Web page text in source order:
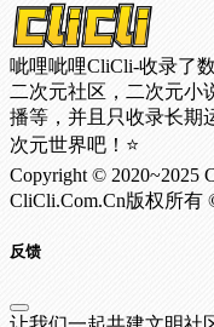
呲哩呲哩CliCli-收录了
二次元社区，二次元小
播等，并且只收录长期
次元世界吧！⭐
Copyright © 2020~2025
CliCli.Com.Cn版权所有
反馈